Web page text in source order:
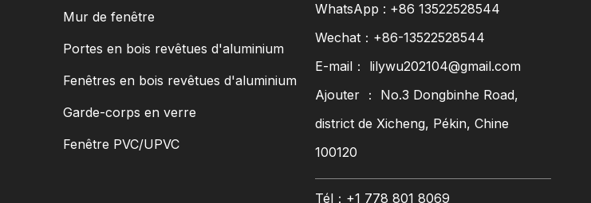
Mur de fenêtre
Portes en bois revêtues d'aluminium
Fenêtres en bois revêtues d'aluminium
Garde-corps en verre
Fenêtre PVC/UPVC
WhatsApp : +86 13522528544
Wechat：+86-13522528544
E-mail： lilywu202104@gmail.com
Ajouter ： No.3 Dongbinhe Road,
district de Xicheng, Pékin, Chine
100120
Tél：+1 778 801 8069